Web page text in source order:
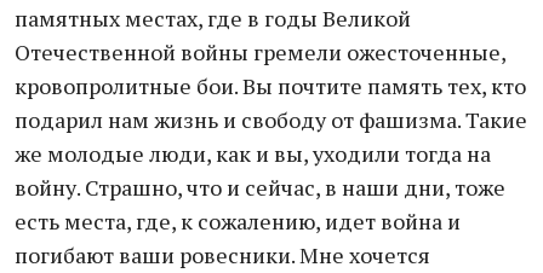
памятных местах, где в годы Великой
Отечественной войны гремели ожесточенные,
кровопролитные бои. Вы почтите память тех, кто
подарил нам жизнь и свободу от фашизма. Такие
же молодые люди, как и вы, уходили тогда на
войну. Страшно, что и сейчас, в наши дни, тоже
есть места, где, к сожалению, идет война и
погибают ваши ровесники. Мне хочется